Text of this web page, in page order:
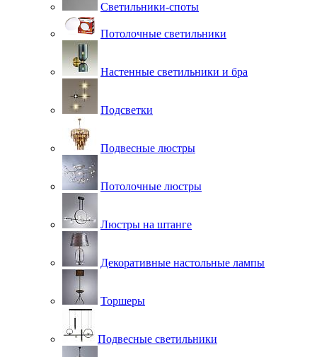
Светильники-споты
Потолочные светильники
Настенные светильники и бра
Подсветки
Подвесные люстры
Потолочные люстры
Люстры на штанге
Декоративные настольные лампы
Торшеры
Подвесные светильники